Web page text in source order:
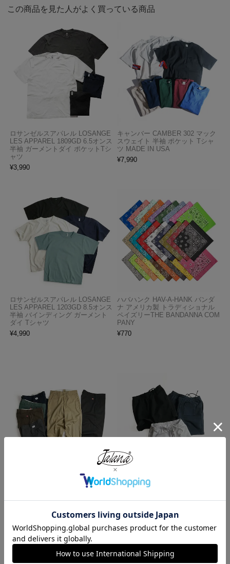
この商品を見た人がよく買っている商品
ロサンゼルスアパレル LOSANGE
LES APPAREL 1809GD 6.5オンス
半袖 ガーメントダイ ポケットTシ
ャツ
¥3,990
キャンバー CAMBER 302 マック
スウェイト 半袖 ポケット Tシャ
ツ MADE IN USA
¥7,990
ロサンゼルスアパレル LOSANGE
LES APPAREL 1203GD 8.5オンス
半袖 バインディング ガーメント
ダイ Tシャツ
¥4,990
ハバハンク HAV-A-HANK バンダ
ナ アメリカ製 トラディショナル
ペイズリーTHE BANDANNA COM
PANY
¥770
レッドキャップ REDKAP #PT20
¥7,700
ロサンゼルスアパレル LOSANGE
ビーフリース スウェットショーツ